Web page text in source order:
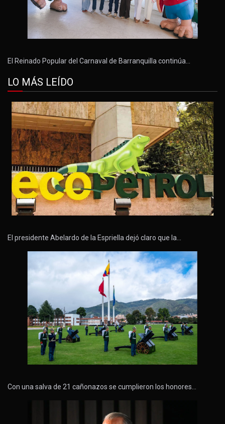
El Reinado Popular del Carnaval de Barranquilla continúa…
LO MÁS LEÍDO
El presidente Abelardo de la Espriella dejó claro que la…
Con una salva de 21 cañonazos se cumplieron los honores…